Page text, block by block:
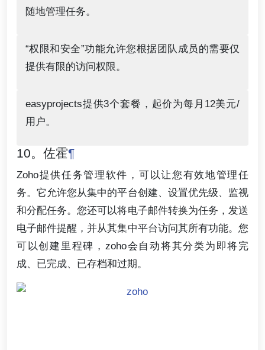
随地管理任务。
“权限和安全”功能允许您根据团队成员的需要仅
提供有限的访问权限。
easyprojects提供3个套餐，起价为每月12美元/
用户。
10。佐霍¶
Zoho提供任务管理软件，可以让您有效地管理任
务。它允许您从集中的平台创建、设置优先级、监视
和分配任务。您还可以将电子邮件转换为任务，发送
电子邮件提醒，并从其集中平台访问其所有功能。您
可以创建里程碑，zoho会自动将其分类为即将完
成、已完成、已存档和过期。